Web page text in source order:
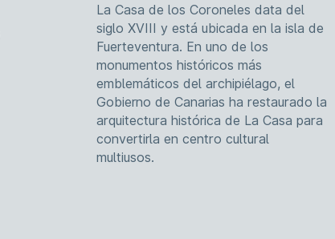
La Casa de los Coroneles data del
siglo XVIII y está ubicada en la isla de
Fuerteventura. En uno de los
monumentos históricos más
emblemáticos del archipiélago, el
Gobierno de Canarias ha restaurado la
arquitectura histórica de La Casa para
convertirla en centro cultural
multiusos.